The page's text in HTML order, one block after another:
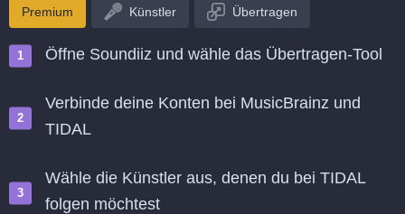
Premium Künstler Übertragen
Öffne Soundiiz und wähle das Übertragen-Tool
Verbinde deine Konten bei MusicBrainz und
TIDAL
Wähle die Künstler aus, denen du bei TIDAL
folgen möchtest